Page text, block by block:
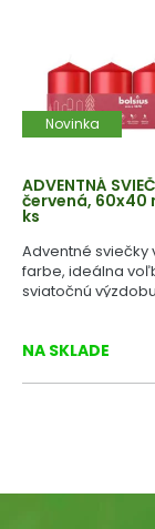
Novinka
ADVENTNÁ
červená, 60x40
ks
Adventné sviečky
farbe, ideálna
sviatočnú
NA SKLADE